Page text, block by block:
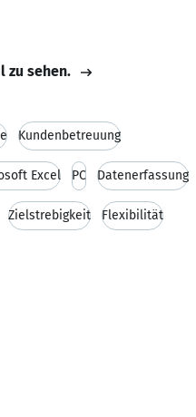
zu sehen.
Kundenbetreuung
Excel PC Datenerfassung
Zielstrebigkeit Flexibilität